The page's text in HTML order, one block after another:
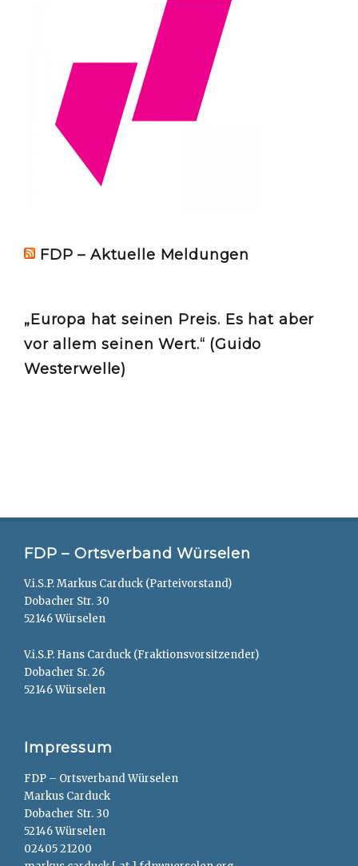
FDP – Aktuelle Meldungen
„Europa hat seinen Preis. Es hat aber
vor allem seinen Wert.“ (Guido
Westerwelle)
FDP – Ortsverband Würselen
V.i.S.P. Markus Carduck (Parteivorstand)
Dobacher Str. 30
52146 Würselen
V.i.S.P. Hans Carduck (Fraktionsvorsitzender)
Dobacher Sr. 26
52146 Würselen
Impressum
FDP – Ortsverband Würselen
Markus Carduck
Dobacher Str. 30
52146 Würselen
02405 21200